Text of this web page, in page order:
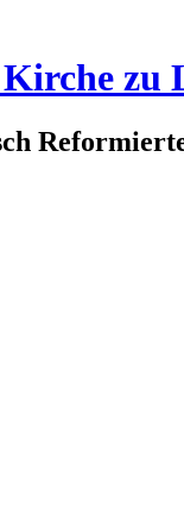
zu